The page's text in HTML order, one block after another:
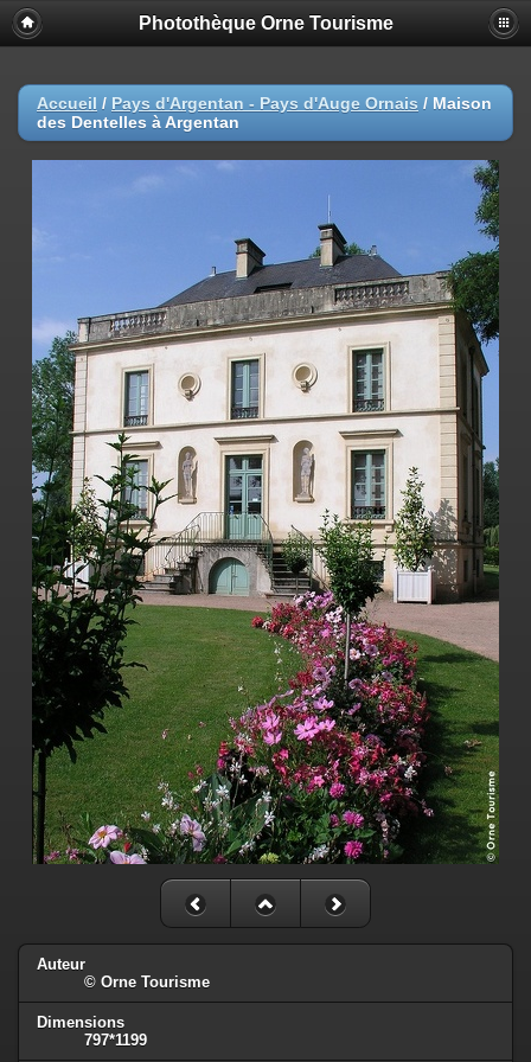
Photothèque Orne Tourisme
Accueil / Pays d'Argentan - Pays d'Auge Ornais / Maison
des Dentelles à Argentan
Auteur
© Orne Tourisme
Dimensions
797*1199